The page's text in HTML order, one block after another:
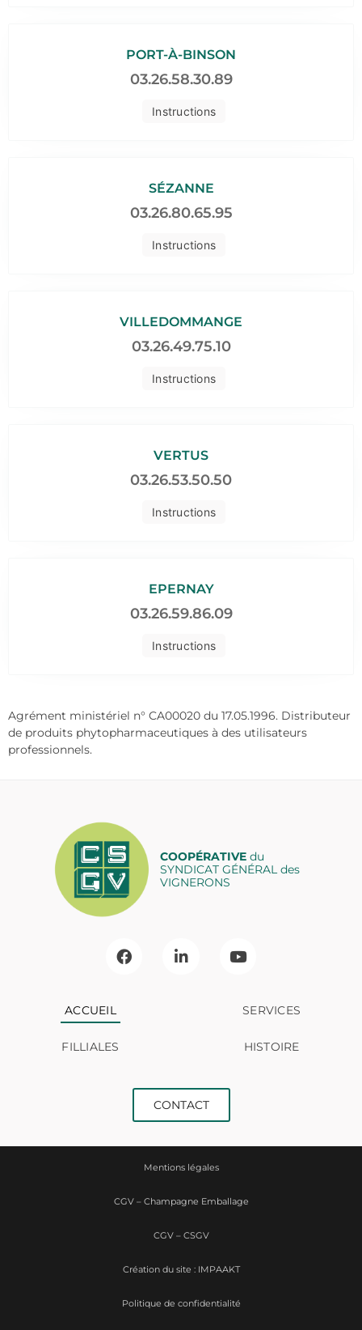
Instructions
PORT-À-BINSON
03.26.58.30.89
Instructions
SÉZANNE
03.26.80.65.95
Instructions
VILLEDOMMANGE
03.26.49.75.10
Instructions
VERTUS
03.26.53.50.50
Instructions
EPERNAY
03.26.59.86.09
Agrément ministériel n° CA00020 du 17.05.1996. Distributeur
de produits phytopharmaceutiques à des utilisateurs
professionnels.
COOPÉRATIVEdu
SYNDICAT GÉNÉRAL des
VIGNERONS
ACCUEIL SERVICES
FILLIALES HISTOIRE
CONTACT
Mentions légales
CGV – Champagne Emballage
CGV – CSGV
Politique de confidentialité
Création du site : IMPAAKT